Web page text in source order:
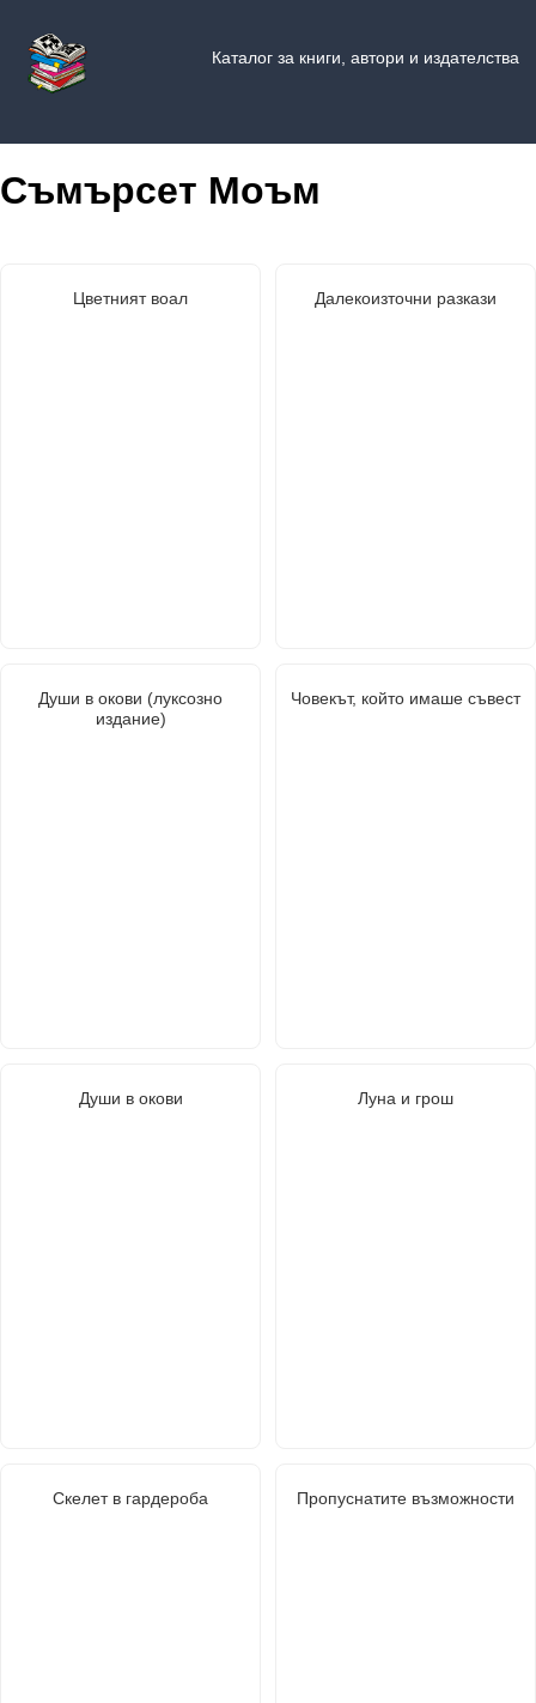
Каталог за книги, автори и издателства
Съмърсет Моъм
Цветният воал Далекоизточни разкази
Души в окови (луксозно
издание)
Човекът, който имаше съвест
Души в окови Луна и грош
Скелет в гардероба Пропуснатите възможности